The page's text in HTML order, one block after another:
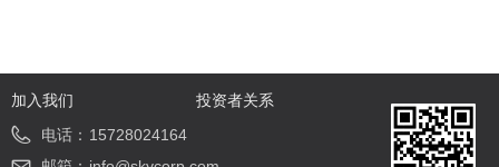
加入我们 投资者关系
电话： 15728024164